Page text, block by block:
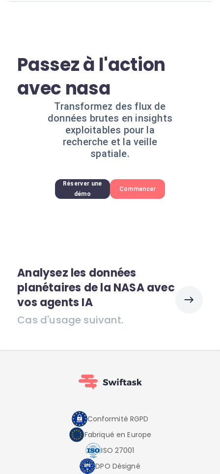
Passez à l'action
avec nasa
Transformez des flux de
données brutes en insights
exploitables pour la
recherche et la veille
spatiale.
Réserver une
démo
Commencer
Analysez les données
planétaires de la NASA avec
vos agents IA
Cas d'usage suivant.
Conformité RGPD
Fabriqué en Europe
ISO 27001
DPO Désigné